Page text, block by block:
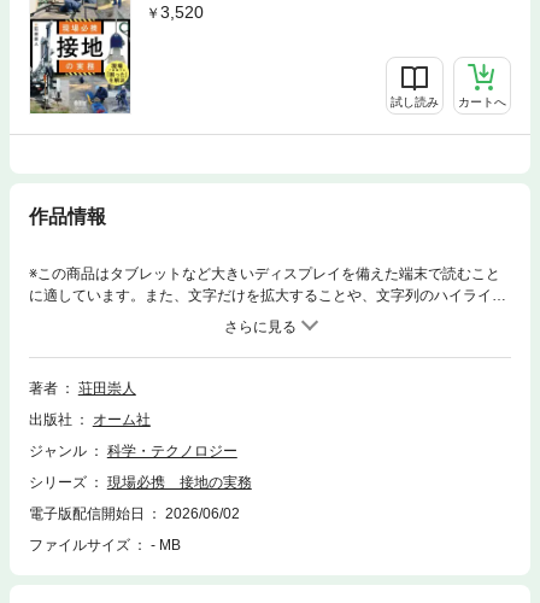
3,520
試し読み カートへ
作品情報
※この商品はタブレットなど大きいディスプレイを備えた端末で読むこと
に適しています。また、文字だけを拡大することや、文字列のハイライ
ト、検索、辞書の参照、引用などの機能が使用できません。※この電子書
籍は紙版書籍のページデザインで制作した固定レイアウトです。調査・設
計・施工・測定・保全まで、接地の全プロセスを体系化した現場必携の一
冊！本書は、接地の実務を体系的に解説する入門書です。 接地は、感
どの設備の機能維持を行う重要な技術です。しかしながら、電気工事の現
場では、その重要性が理解されていないことも少なくありません。さら
のハードルが高いのが現状です。 本書は、この課題を解決するために、
感電メカニズムや雷害・ノイズ対策といった理論から、調査・設計・施
解説します。 この本を読むことで、接地の必要性を深く理解し、現場で
著者
荘田崇人
出版社
オーム社
ジャンル
科学・テクノロジー
シリーズ
現場必携 接地の実務
電子版配信開始日
2026/06/02
ファイルサイズ
- MB